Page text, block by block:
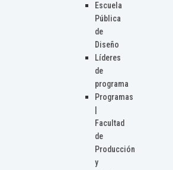
Escuela
Pública
de
Diseño
Líderes
de
programa
Programas
Facultad
de
Producción
y